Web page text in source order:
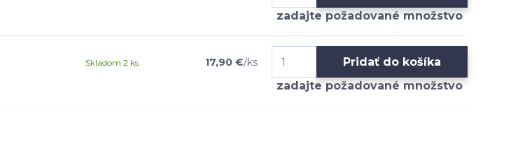
17,90 €/ks
Skladom 2 ks Pridať do košíka